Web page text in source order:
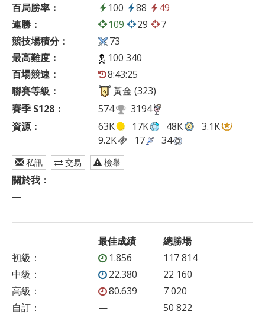
百局勝率： 100 88
49
連勝：
109 29
7
競技場積分：
73
最高難度：
100 340
百場競速：
8:43:25
聯賽等級：
黃金 (323)
賽季 S128：
574
3194
資源：
63K 17K 48K
3.1K
9.2K
17 34
私訊 交易 檢舉
關於我：
—
最佳成績
總勝場
初級 ： 1.856
117 814
中級 ： 22.380
22 160
高級 ： 80.639
7 020
自訂 ： —
50 822